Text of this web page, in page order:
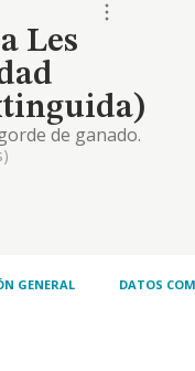
Les
de ganado.
GENERAL DATOS